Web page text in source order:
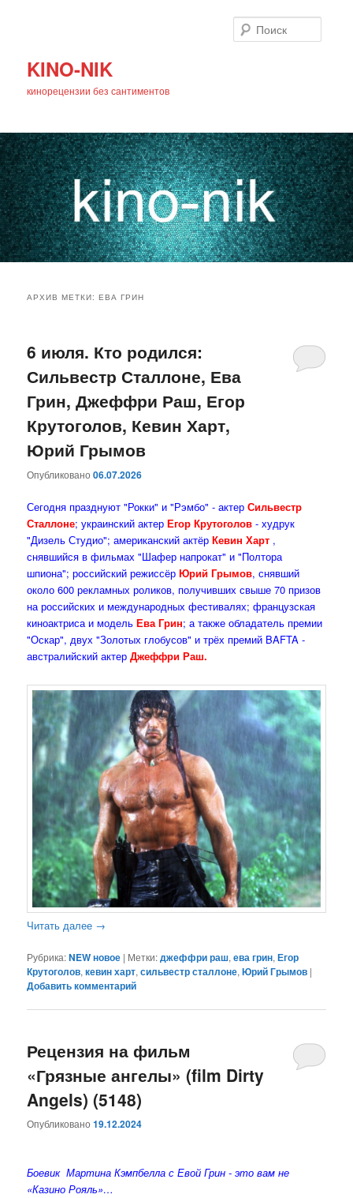
KINO-NIK
кинорецензии без сантиментов
основному
содержимому
дополнительному
содержимому
АРХИВ МЕТКИ:ЕВА ГРИН
6 июля. Кто родился:
Сильвестр Сталлоне, Ева
Грин, Джеффри Раш, Егор
Крутоголов, Кевин Харт,
Юрий Грымов
Опубликовано06.07.2026
Сегодня празднуют "Рокки" и "Рэмбо" - актерСильвестр
Сталлоне; украинский актерЕгор Крутоголов- худрук
"Дизель Студио"; американский актёрКевин Харт ,
снявшийся в фильмах "Шафер напрокат" и "Полтора
шпиона"; российский режиссёрЮрий Грымов, снявший
около 600 рекламных роликов, получивших свыше 70 призов
на российских и международных фестивалях; французская
киноактриса и модельЕва Грин; а также обладатель премии
"Оскар", двух "Золотых глобусов" и трёх премий BAFTA -
австралийский актерДжеффри Раш.
Читать далее →
Рубрика:NEW новое | Метки:джеффри раш,ева грин,Егор
Крутоголов,кевин харт,сильвестр сталлоне,Юрий Грымов |
Добавить комментарий
Рецензия на фильм
«Грязные ангелы» (film Dirty
Angels) (5148)
Опубликовано19.12.2024
Боевик Мартина Кэмпбелла с Евой Грин - это вам не
«Казино Рояль»…